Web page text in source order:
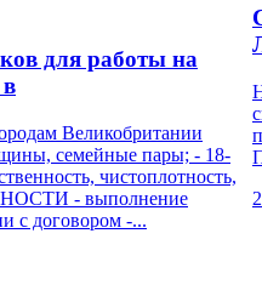
для работы на
Великобритании
семейные пары; - 18-
чистоплотность,
- выполнение
с договором -...